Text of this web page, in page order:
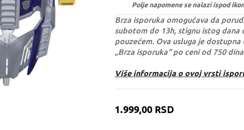
Polje napomene se nalazi ispod
Brza isporuka omogućava da
subotom do 13h, stignu istog
pouzećem. Ova usluga je
„Brza isporuka“ po ceni od 750
Više informacija o ovoj vrsti
1.999,00 RSD